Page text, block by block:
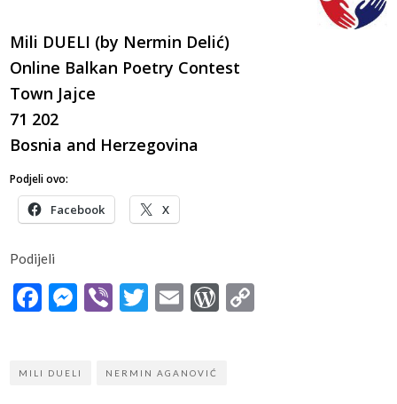
Mili DUELI (by Nermin Delić)
Online Balkan Poetry Contest
Town Jajce
71 202
Bosnia and Herzegovina
Podjeli ovo:
Facebook X
Podijeli
Facebook
Messenger
ViberTwitter
EmailWordPress
MILI DUELI NERMIN AGANOVIĆ